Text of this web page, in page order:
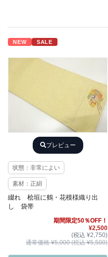
NEW SALE
プレビュー
状態：非常によい
素材：正絹
綴れ 桧垣に鶴・花模様織り出
し 袋帯
期間限定50％OFF！
¥2,500
(税込 ¥2,750)
通常価格 ¥5,000 (税込 ¥5,500)